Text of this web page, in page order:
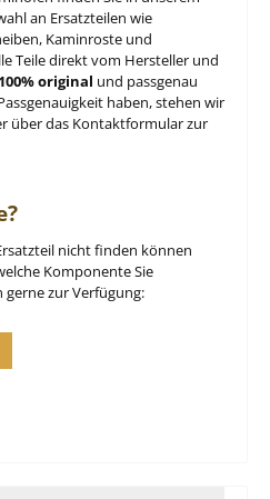
an Ersatzteilen wie
Kaminroste und
Teile direkt vom Hersteller und
100% original und passgenau
haben, stehen wir
über das Kontaktformular zur
nicht finden können
Komponente Sie
zur Verfügung: